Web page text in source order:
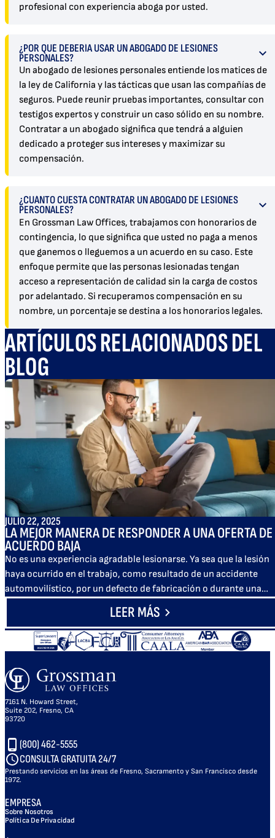
profesional con experiencia aboga por usted.
¿POR QUÉ DEBERÍA USAR UN ABOGADO DE LESIONES
PERSONALES?
Un abogado de lesiones personales entiende los matices de
la ley de California y las tácticas que usan las compañías de
seguros. Puede reunir pruebas importantes, consultar con
testigos expertos y construir un caso sólido en su nombre.
Contratar a un abogado significa que tendrá a alguien
dedicado a proteger sus intereses y maximizar su
compensación.
¿CUÁNTO CUESTA CONTRATAR UN ABOGADO DE LESIONES
PERSONALES?
En Grossman Law Offices, trabajamos con honorarios de
contingencia, lo que significa que usted no paga a menos
que ganemos o lleguemos a un acuerdo en su caso. Este
enfoque permite que las personas lesionadas tengan
acceso a representación de calidad sin la carga de costos
por adelantado. Si recuperamos compensación en su
nombre, un porcentaje se destina a los honorarios legales.
ARTÍCULOS RELACIONADOS DEL
BLOG
JULIO 22, 2025
LA MEJOR MANERA DE RESPONDER A UNA OFERTA DE
ACUERDO BAJA
No es una experiencia agradable lesionarse. Ya sea que la lesión
haya ocurrido en el trabajo, como resultado de un accidente
automovilístico, por un defecto de fabricación o durante una…
LEER MÁS
7161 N. Howard Street,
Suite 202, Fresno, CA
93720
(800) 462-5555
CONSULTA GRATUITA 24/7
Prestando servicios en las áreas de Fresno, Sacramento y San Francisco desde
1972.
EMPRESA
Sobre Nosotros
Política De Privacidad